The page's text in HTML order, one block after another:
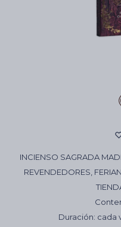
INCIENSO SAGRADA
REVENDEDORES,
Duración: cada
Artículos Esotéricos